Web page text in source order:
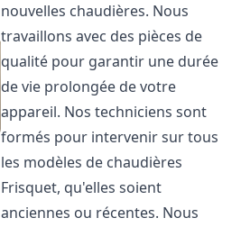
nouvelles chaudières. Nous
travaillons avec des pièces de
qualité pour garantir une durée
de vie prolongée de votre
appareil. Nos techniciens sont
formés pour intervenir sur tous
les modèles de chaudières
Frisquet, qu'elles soient
anciennes ou récentes. Nous